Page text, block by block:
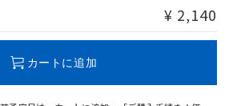
¥ 2,140
カートに追加